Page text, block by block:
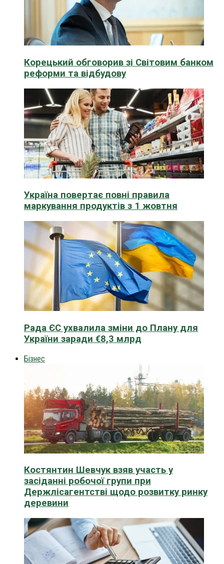
Корецький обговорив зі Світовим банком
реформи та відбудову
Україна повертає повні правила
маркування продуктів з 1 жовтня
Рада ЄС ухвалила зміни до Плану для
України заради €8,3 млрд
Бізнес
Костянтин Шевчук взяв участь у
засіданні робочої групи при
Держлісагентстві щодо розвитку ринку
деревини